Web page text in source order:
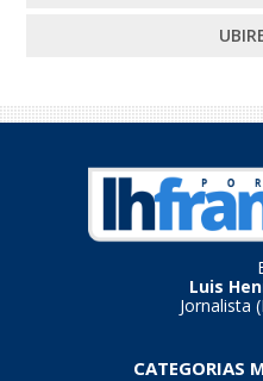
Luis
Jornalista
CATEGORIAS